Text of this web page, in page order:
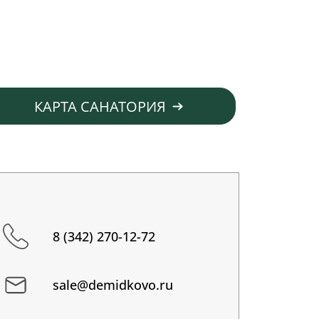
КАРТА САНАТОРИЯ
8 (342) 270-12-72
sale@demidkovo.ru